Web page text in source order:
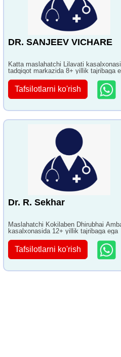
DR. SANJEEV VICHARE
Katta maslahatchi Lilavati
tadqiqot markazida 8+ yillik tajribaga
Tafsilotlarni ko'rish
Dr. R. Sekhar
Maslahatchi Kokilaben Dhirubhai
kasalxonasida 12+ yillik tajribaga ega
Tafsilotlarni ko'rish